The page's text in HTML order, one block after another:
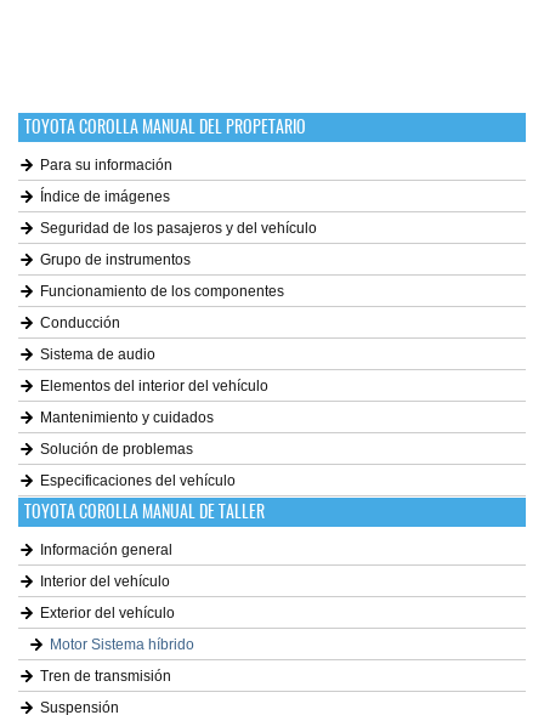
TOYOTA COROLLA MANUAL DEL PROPETARIO
Para su información
Índice de imágenes
Seguridad de los pasajeros y del vehículo
Grupo de instrumentos
Funcionamiento de los componentes
Conducción
Sistema de audio
Elementos del interior del vehículo
Mantenimiento y cuidados
Solución de problemas
Especificaciones del vehículo
TOYOTA COROLLA MANUAL DE TALLER
Información general
Interior del vehículo
Exterior del vehículo
Motor Sistema híbrido
Tren de transmisión
Suspensión